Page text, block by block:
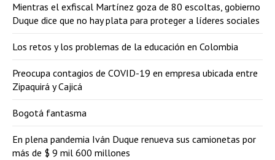
Mientras el exfiscal Martínez goza de 80 escoltas, gobierno
Duque dice que no hay plata para proteger a líderes sociales
Los retos y los problemas de la educación en Colombia
Preocupa contagios de COVID-19 en empresa ubicada entre
Zipaquirá y Cajicá
Bogotá fantasma
En plena pandemia Iván Duque renueva sus camionetas por
más de $ 9 mil 600 millones